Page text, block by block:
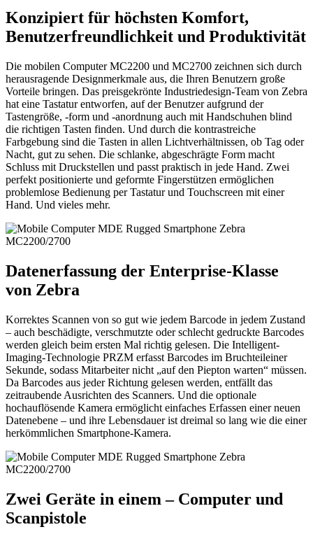
Konzipiert für höchsten Komfort,
Benutzerfreundlichkeit und Produktivität
Die mobilen Computer MC2200 und MC2700 zeichnen sich durch
herausragende Designmerkmale aus, die Ihren Benutzern große
Vorteile bringen. Das preisgekrönte Industriedesign-Team von Zebra
hat eine Tastatur entworfen, auf der Benutzer aufgrund der
Tastengröße, -form und -anordnung auch mit Handschuhen blind
die richtigen Tasten finden. Und durch die kontrastreiche
Farbgebung sind die Tasten in allen Lichtverhältnissen, ob Tag oder
Nacht, gut zu sehen. Die schlanke, abgeschrägte Form macht
Schluss mit Druckstellen und passt praktisch in jede Hand. Zwei
perfekt positionierte und geformte Fingerstützen ermöglichen
problemlose Bedienung per Tastatur und Touchscreen mit einer
Hand. Und vieles mehr.
Datenerfassung der Enterprise-Klasse
von Zebra
Korrektes Scannen von so gut wie jedem Barcode in jedem Zustand
– auch beschädigte, verschmutzte oder schlecht gedruckte Barcodes
werden gleich beim ersten Mal richtig gelesen. Die Intelligent-
Imaging-Technologie PRZM erfasst Barcodes im Bruchteileiner
Sekunde, sodass Mitarbeiter nicht „auf den Piepton warten“ müssen.
Da Barcodes aus jeder Richtung gelesen werden, entfällt das
zeitraubende Ausrichten des Scanners. Und die optionale
hochauflösende Kamera ermöglicht einfaches Erfassen einer neuen
Datenebene – und ihre Lebensdauer ist dreimal so lang wie die einer
herkömmlichen Smartphone-Kamera.
Zwei Geräte in einem – Computer und
Scanpistole